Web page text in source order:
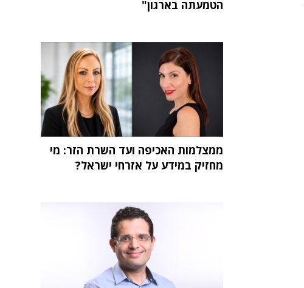
הטמעתה בארגון"
ממצלמות האכיפה ועד השרת הזר: מי
מחזיק במידע על אזרחי ישראל?